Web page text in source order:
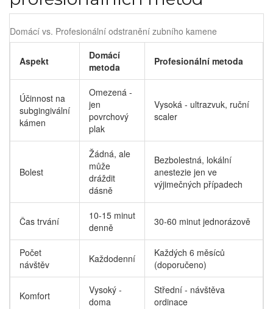
Domácí vs. Profesionální odstranění zubního kamene
Aspekt
Domácí
metoda
Profesionální metoda
Účinnost na
subgingivální
kámen
Omezená -
jen
povrchový
plak
Vysoká - ultrazvuk, ruční
scaler
Bolest
Žádná, ale
může
dráždit
dásně
Bezbolestná, lokální
anestezie jen ve
výjimečných případech
Čas trvání
10-15 minut
denně
30-60 minut jednorázově
Počet
návštěv
Každodenní
Každých 6 měsíců
(doporučeno)
Komfort
Vysoký -
doma
Střední - návštěva
ordinace